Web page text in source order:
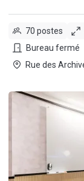
70 postes
Bureau fermé